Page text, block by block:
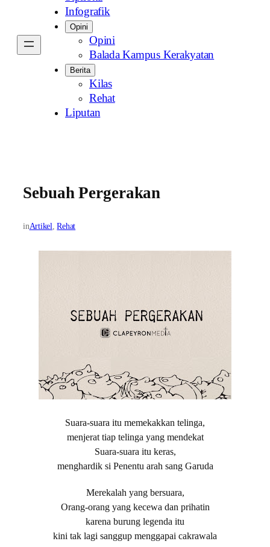
Infografik
Opini
Opini
Balada Kampus Kerakyatan
Berita
Kilas
Rehat
Liputan
Sebuah Pergerakan
inArtikel, Rehat
Suara-suara itu memekakkan telinga,
menjerat tiap telinga yang mendekat
Suara-suara itu keras,
menghardik si Penentu arah sang Garuda
Merekalah yang bersuara,
Orang-orang yang kecewa dan prihatin
karena burung legenda itu
kini tak lagi sanggup menggapai cakrawala